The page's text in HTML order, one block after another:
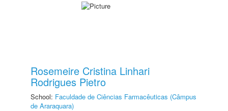
Rosemeire Cristina Linhari
Rodrigues Pietro
School: Faculdade de Ciências Farmacêuticas (Câmpus
de Araraquara)